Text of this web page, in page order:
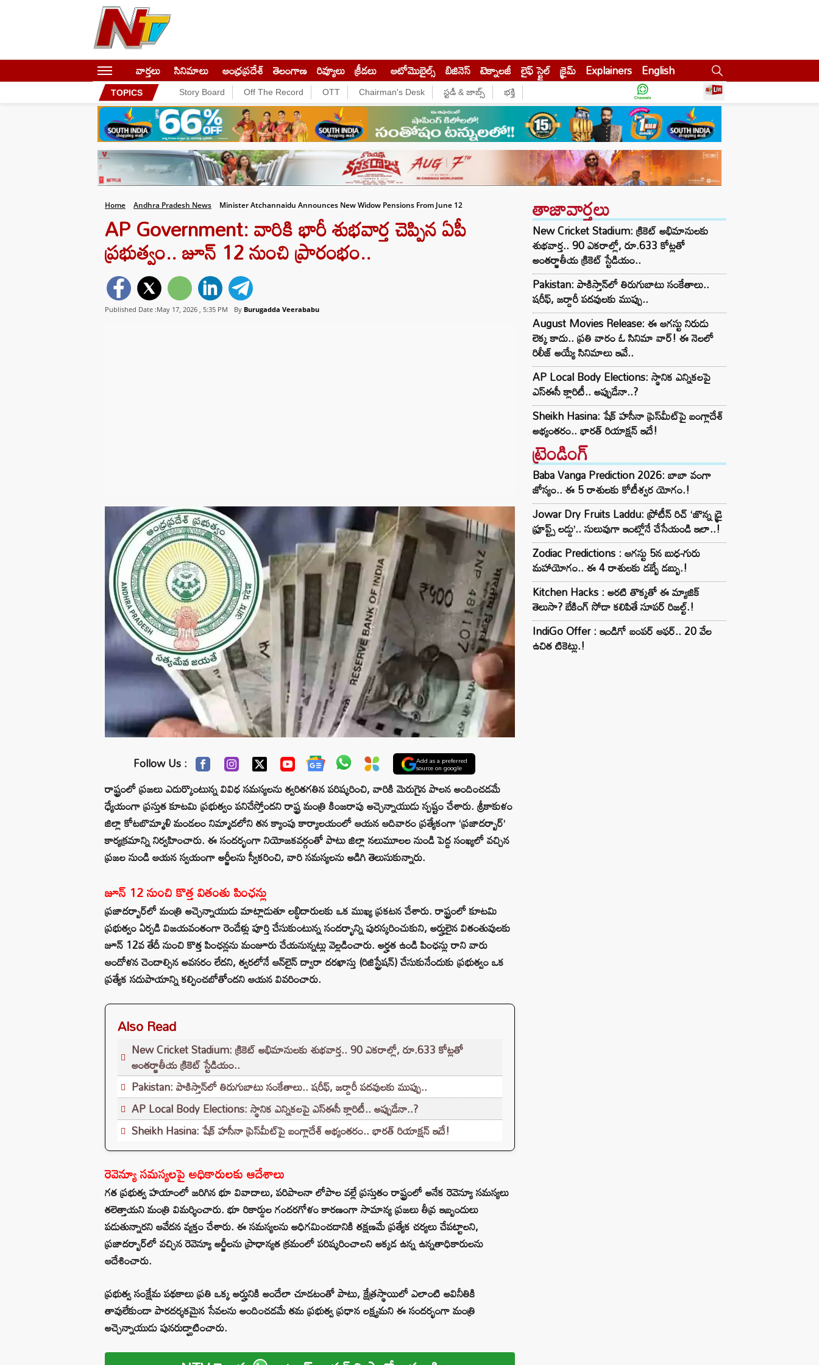
వార్తలు సినిమాలు ఆంధ్రప్రదేశ్ తెలంగాణ రివ్యూలు క్రీడలు ఆటోమొబైల్స్ బిజినెస్‌ టెక్నాలజీ లైఫ్ స్టైల్ క్రైమ్ Explainers English
TOPICS Story Board Off The Record OTT Chairman's Desk స్టడీ & జాబ్స్ భక్తి
Home Andhra Pradesh News Minister Atchannaidu Announces New Widow Pensions From June 12
AP Government: వారికి భారీ శుభవార్త చెప్పిన ఏపీ
ప్రభుత్వం.. జూన్ 12 నుంచి ప్రారంభం..
Published Date :May 17, 2026 , 5:35 PM By Burugadda Veerababu
Follow Us : Add as a preferred
source on google
రాష్ట్రంలో ప్రజలు ఎదుర్కొంటున్న వివిధ సమస్యలను త్వరితగతిన పరిష్కరించి, వారికి మెరుగైన పాలన అందించడమే
ధ్యేయంగా ప్రస్తుత కూటమి ప్రభుత్వం పనిచేస్తోందని రాష్ట్ర మంత్రి కింజరాపు అచ్చెన్నాయుడు స్పష్టం చేశారు. శ్రీకాకుళం
జిల్లా కోటబొమ్మాళి మండలం నిమ్మాడలోని తన క్యాంపు కార్యాలయంలో ఆయన ఆదివారం ప్రత్యేకంగా ‘ప్రజాదర్బార్’
కార్యక్రమాన్ని నిర్వహించారు. ఈ సందర్భంగా నియోజకవర్గంతో పాటు జిల్లా నలుమూలల నుండి పెద్ద సంఖ్యలో వచ్చిన
ప్రజల నుండి ఆయన స్వయంగా అర్జీలను స్వీకరించి, వారి సమస్యలను అడిగి తెలుసుకున్నారు.
జూన్ 12 నుంచి కొత్త వితంతు పింఛన్లు
ప్రజాదర్బార్‌లో మంత్రి అచ్చెన్నాయుడు మాట్లాడుతూ లబ్ధిదారులకు ఒక ముఖ్య ప్రకటన చేశారు. రాష్ట్రంలో కూటమి
ప్రభుత్వం ఏర్పడి విజయవంతంగా రెండేళ్లు పూర్తి చేసుకుంటున్న సందర్భాన్ని పురస్కరించుకుని, అర్హులైన వితంతువులకు
జూన్ 12వ తేదీ నుంచి కొత్త పింఛన్లను మంజూరు చేయనున్నట్లు వెల్లడించారు. అర్హత ఉండి పింఛన్లు రాని వారు
ఆందోళన చెందాల్సిన అవసరం లేదని, త్వరలోనే ఆన్‌లైన్ ద్వారా దరఖాస్తు (రిజిస్ట్రేషన్) చేసుకునేందుకు ప్రభుత్వం ఒక
ప్రత్యేక సదుపాయాన్ని కల్పించబోతోందని ఆయన వివరించారు.
Also Read
New Cricket Stadium: క్రికెట్ అభిమానులకు శుభవార్త.. 90 ఎకరాల్లో, రూ.633 కోట్లతో
అంతర్జాతీయ క్రికెట్ స్టేడియం..
Pakistan: పాకిస్తాన్‌లో తిరుగుబాటు సంకేతాలు.. షరీఫ్, జర్దారీ పదవులకు ముప్పు..
AP Local Body Elections: స్థానిక ఎన్నికలపై ఎస్ఈసీ క్లారిటీ.. అప్పుడేనా..?
Sheikh Hasina: షేక్ హసీనా ప్రెస్‌మీట్‌పై బంగ్లాదేశ్ అభ్యంతరం.. భారత్ రియాక్షన్ ఇదే!
రెవెన్యూ సమస్యలపై అధికారులకు ఆదేశాలు
గత ప్రభుత్వ హయాంలో జరిగిన భూ వివాదాలు, పరిపాలనా లోపాల వల్లే ప్రస్తుతం రాష్ట్రంలో అనేక రెవెన్యూ సమస్యలు
తలెత్తాయని మంత్రి విమర్శించారు. భూ రికార్డుల గందరగోళం కారణంగా సామాన్య ప్రజలు తీవ్ర ఇబ్బందులు
పడుతున్నారని ఆవేదన వ్యక్తం చేశారు. ఈ సమస్యలను అధిగమించడానికి తక్షణమే ప్రత్యేక చర్యలు చేపట్టాలని,
ప్రజాదర్బార్‌లో వచ్చిన రెవెన్యూ అర్జీలను ప్రాధాన్యత క్రమంలో పరిష్కరించాలని అక్కడ ఉన్న ఉన్నతాధికారులను
ఆదేశించారు.
ప్రభుత్వ సంక్షేమ పథకాలు ప్రతి ఒక్క అర్హునికి అందేలా చూడటంతో పాటు, క్షేత్రస్థాయిలో ఎలాంటి అవినీతికి
తావులేకుండా పారదర్శకమైన సేవలను అందించడమే తమ ప్రభుత్వ ప్రధాన లక్ష్యమని ఈ సందర్భంగా మంత్రి
అచ్చెన్నాయుడు పునరుద్ఘాటించారు.
తాజావార్తలు
New Cricket Stadium: క్రికెట్ అభిమానులకు
శుభవార్త.. 90 ఎకరాల్లో, రూ.633 కోట్లతో
అంతర్జాతీయ క్రికెట్ స్టేడియం..
Pakistan: పాకిస్తాన్‌లో తిరుగుబాటు సంకేతాలు..
షరీఫ్, జర్దారీ పదవులకు ముప్పు..
August Movies Release: ఈ ఆగస్టు నిరుడు
లెక్క కాదు.. ప్రతి వారం ఓ సినిమా వార్! ఈ నెలలో
రిలీజ్ అయ్యే సినిమాలు ఇవే..
AP Local Body Elections: స్థానిక ఎన్నికలపై
ఎస్ఈసీ క్లారిటీ.. అప్పుడేనా..?
Sheikh Hasina: షేక్ హసీనా ప్రెస్‌మీట్‌పై బంగ్లాదేశ్
అభ్యంతరం.. భారత్ రియాక్షన్ ఇదే!
ట్రెండింగ్‌
Baba Vanga Prediction 2026: బాబా వంగా
జోస్యం.. ఈ 5 రాశులకు కోటీశ్వర యోగం.!
Jowar Dry Fruits Laddu: ప్రోటీన్ రిచ్ ‘జొన్న డ్రై
ఫ్రూప్ట్స్ లడ్డు’.. సులువుగా ఇంట్లోనే చేసేయండి ఇలా..!
Zodiac Predictions : ఆగస్టు 5న బుధ-గురు
మహాయోగం.. ఈ 4 రాశులకు డబ్బే డబ్బు.!
Kitchen Hacks : అరటి తొక్కతో ఈ మ్యాజిక్
తెలుసా? బేకింగ్ సోడా కలిపితే సూపర్ రిజల్ట్.!
IndiGo Offer : ఇండిగో బంపర్ ఆఫర్.. 20 వేల
ఉచిత టికెట్లు.!